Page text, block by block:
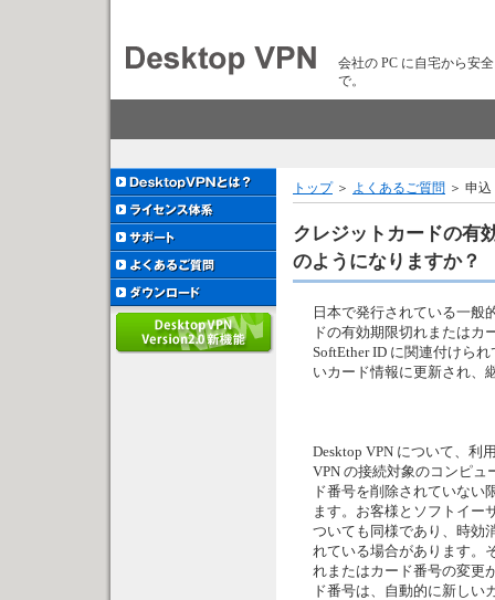
会社の PC に自宅から安
で。
トップ＞ よくあるご質問 ＞ 申
クレジットカードの有
のようになりますか？
日本で発行されている一般
ドの有効期限切れまたはカ
SoftEther ID に関連付けら
いカード情報に更新され、
Desktop VPN について、利
VPN の接続対象のコンピ
ド番号を削除されていない
ます。お客様とソフトイー
ついても同様であり、時効
れている場合があります。
れまたはカード番号の変更
ド番号は、自動的に新しい